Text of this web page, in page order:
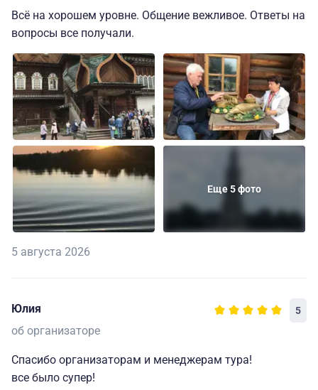
Всё на хорошем уровне. Общение вежливое. Ответы на
вопросы все получали.
Еще 5 фото
5 августа 2026
Юлия 5
об организаторе
Спасибо организаторам и менеджерам тура!
все было супер!